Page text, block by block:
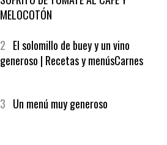
1CRUNCH WRAP SUPREME CON
SOFRITO DE TOMATE AL CAFÉ Y
MELOCOTÓN
2El solomillo de buey y un vino